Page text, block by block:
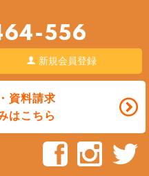
556
新規会員登録
資料請求
はこちら